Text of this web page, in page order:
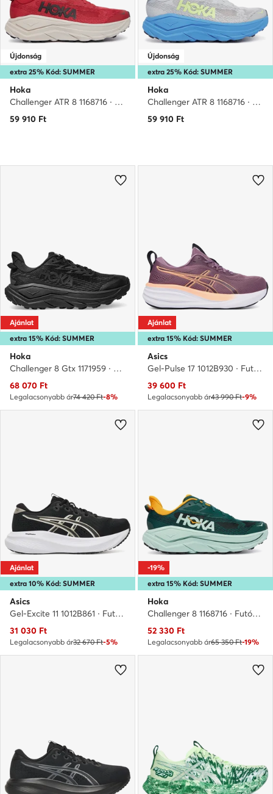
extra 25% Kód: SUMMER
Újdonság
Hoka
Challenger ATR 8 1168716 · Futócipő
59 910 Ft
extra 25% Kód: SUMMER
Újdonság
Hoka
Challenger ATR 8 1168716 · Futócipő
59 910 Ft
extra 15% Kód: SUMMER
Ajánlat
Hoka
Challenger 8 Gtx 1171959 · Futócipő
Aktuális ár
68 070 Ft
Legalacsonyabb ár74 420 Ft-8%
extra 15% Kód: SUMMER
Ajánlat
Asics
Gel-Pulse 17 1012B930 · Futócipő
Aktuális ár
39 600 Ft
Legalacsonyabb ár43 990 Ft-9%
extra 10% Kód: SUMMER
Ajánlat
Asics
Gel-Excite 11 1012B861 · Futócipő
Aktuális ár
31 030 Ft
Legalacsonyabb ár32 670 Ft-5%
extra 15% Kód: SUMMER
-19%
Hoka
Challenger 8 1168716 · Futócipő
Aktuális ár
52 330 Ft
Legalacsonyabb ár65 350 Ft-19%